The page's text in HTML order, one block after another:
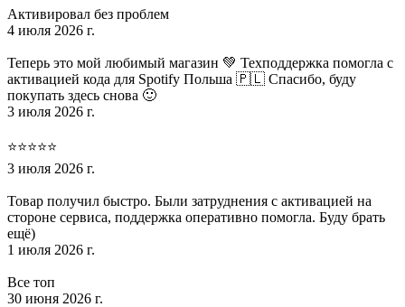
Активировал без проблем
4 июля 2026 г.
Теперь это мой любимый магазин 💚 Техподдержка помогла с
активацией кода для Spotify Польша 🇵🇱 Спасибо, буду
покупать здесь снова 🙂
3 июля 2026 г.
⭐⭐⭐⭐⭐
3 июля 2026 г.
Товар получил быстро. Были затруднения с активацией на
стороне сервиса, поддержка оперативно помогла. Буду брать
ещё)
1 июля 2026 г.
Все топ
30 июня 2026 г.